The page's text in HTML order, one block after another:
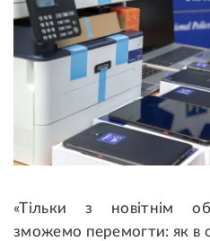
«Тільки з новітнім
зможемо перемогти: як в